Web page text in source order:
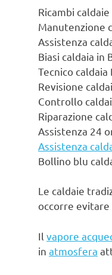
Ricambi caldaie
Manutenzione
Assistenza
Biasi caldaia in
Tecnico caldaia
Revisione
Controllo
Riparazione
Assistenza 24
Assistenza
Bollino blu
Le caldaie
occorre evitare
Il vapore
in atmosfera